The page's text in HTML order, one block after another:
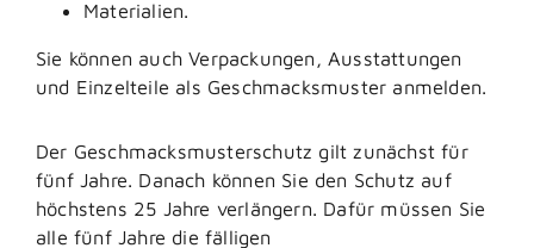
Materialien.
Sie können auch Verpackungen, Ausstattungen
und Einzelteile als Geschmacksmuster anmelden.
Der Geschmacksmusterschutz gilt zunächst für
fünf Jahre. Danach können Sie den Schutz auf
höchstens 25 Jahre verlängern. Dafür müssen Sie
alle fünf Jahre die fälligen